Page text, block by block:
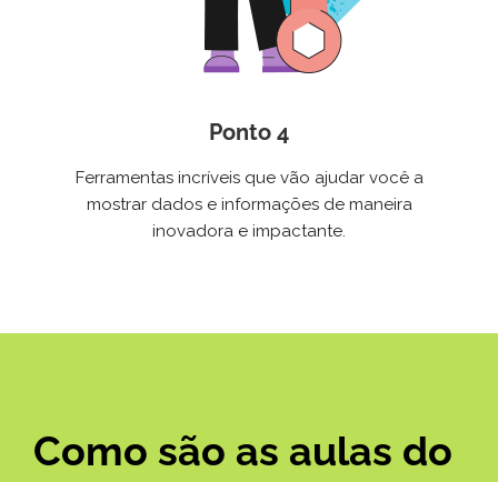
Ponto 4
Ferramentas incríveis que vão ajudar você a
mostrar dados e informações de maneira
inovadora e impactante.
Como são as aulas do